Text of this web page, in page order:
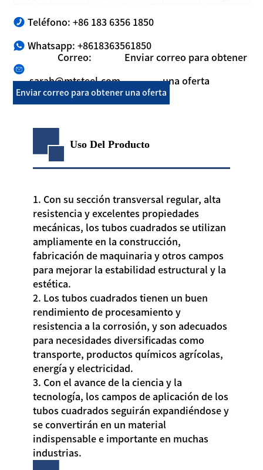
Teléfono: +86 183 6356 1850
Whatsapp: +8618363561850
Correo:
sarah@mtsteel.com
Enviar correo para obtener
una oferta
Enviar correo para obtener una oferta
Uso Del Producto
1. Con su sección transversal regular, alta
resistencia y excelentes propiedades
mecánicas, los tubos cuadrados se utilizan
ampliamente en la construcción,
fabricación de maquinaria y otros campos
para mejorar la estabilidad estructural y la
estética.
2. Los tubos cuadrados tienen un buen
rendimiento de procesamiento y
resistencia a la corrosión, y son adecuados
para necesidades diversificadas como
transporte, productos químicos agrícolas,
energía y electricidad.
3. Con el avance de la ciencia y la
tecnología, los campos de aplicación de los
tubos cuadrados seguirán expandiéndose y
se convertirán en un material
indispensable e importante en muchas
industrias.